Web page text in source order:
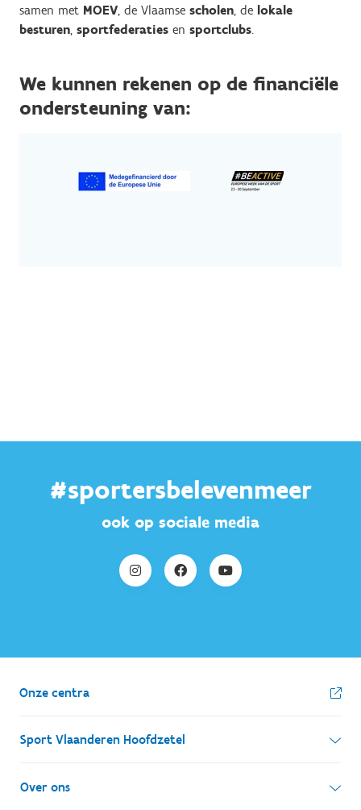
samen met MOEV, de Vlaamse scholen, de lokale
besturen, sportfederaties en sportclubs.
We kunnen rekenen op de financiële
ondersteuning van:
#sportersbelevenmeer
ook op sociale media
Onze centra
Sport Vlaanderen Hoofdzetel
Simon Bolivarlaan 17
Over ons